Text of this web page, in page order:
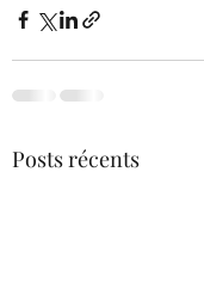
Posts récents